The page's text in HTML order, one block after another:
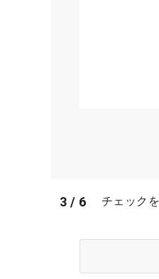
3 / 6 チェック